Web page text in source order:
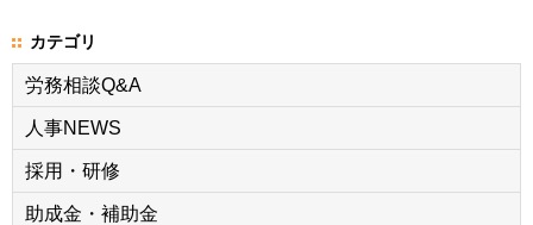
カテゴリ
労務相談Q&A
人事NEWS
採用・研修
助成金・補助金